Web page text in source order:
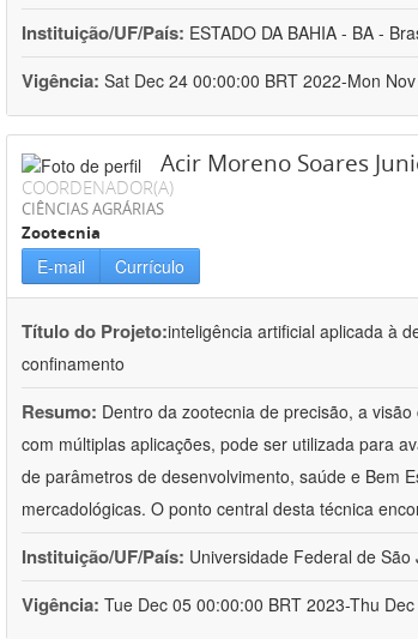
Instituição/UF/País: ESTADO DA BAHIA - BA -
Vigência: Sat Dec 24 00:00:00 BRT 2022-Mon
Acir Moreno Soares
COORDENADOR(A)
CIÊNCIAS AGRÁRIAS
Zootecnia
E-mail Currículo
Título do Projeto:inteligência artificial aplicada à
confinamento
Resumo: Dentro da zootecnia de precisão, a
com múltiplas aplicações, pode ser utilizada para
de parâmetros de desenvolvimento, saúde e Bem
mercadológicas. O ponto central desta técnica
Instituição/UF/País: Universidade Federal de
Vigência: Tue Dec 05 00:00:00 BRT 2023-Thu